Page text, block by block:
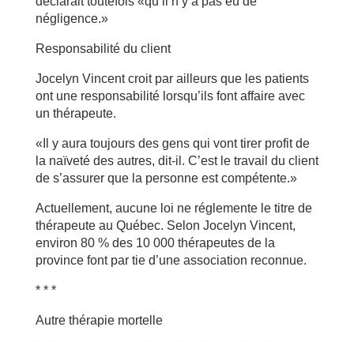
négligence.»
Responsabilité du client
Jocelyn Vincent croit par ailleurs que les patients
ont une responsabilité lorsqu’ils font affaire avec
un thérapeute.
«Il y aura toujours des gens qui vont tirer profit de
la naïveté des autres, dit-il. C’est le travail du client
de s’assurer que la personne est compétente.»
Actuellement, aucune loi ne réglemente le titre de
thérapeute au Québec. Selon Jocelyn Vincent,
environ 80 % des 10 000 thérapeutes de la
province font par tie d’une association reconnue.
* * *
Autre thérapie mortelle